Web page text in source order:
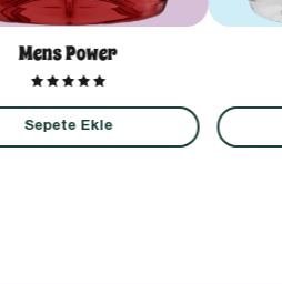
Mens Power
Sepete Ekle